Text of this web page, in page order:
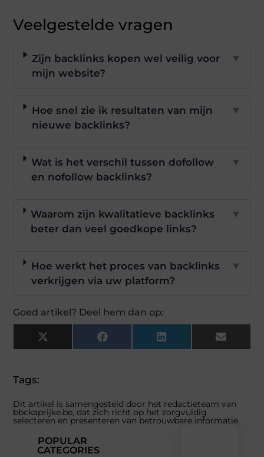
Veelgestelde vragen
Zijn backlinks kopen wel veilig voor
mijn website?
▼
Hoe snel zie ik resultaten van mijn
nieuwe backlinks?
▼
Wat is het verschil tussen dofollow
en nofollow backlinks?
▼
Waarom zijn kwalitatieve backlinks
beter dan veel goedkope links?
▼
Hoe werkt het proces van backlinks
verkrijgen via uw platform?
▼
Goed artikel? Deel hem dan op:
X
(Twitter)
Facebook LinkedIn Email
Tags:
Dit artikel is samengesteld door het redactieteam van
bbckaprijke.be, dat zich richt op het zorgvuldig
selecteren en presenteren van betrouwbare informatie.
POPULAR
CATEGORIES